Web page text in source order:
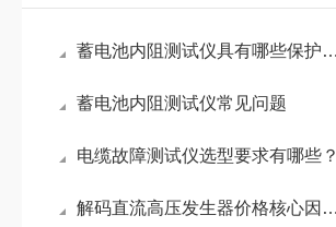
蓄电池内阻测试仪具有哪些保护功能
蓄电池内阻测试仪常见问题
电缆故障测试仪选型要求有哪些？
解码直流高压发生器价格核心因素 —— 武汉华远电气以品质定价